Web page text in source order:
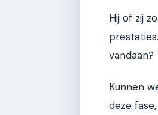
Hij of zij
vandaan?
Kunnen
deze